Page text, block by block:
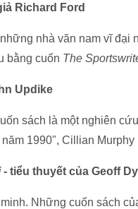
Richard Ford
nhà văn nam vĩ đại
bằng cuốn The
Updike
sách là một nghiên
1990", Cillian Murphy
- tiểu thuyết của Geoff
Những cuốn sách